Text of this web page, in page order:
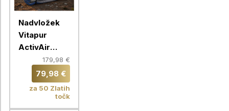
Nadvložek
Vitapur
ActivAir
140X200 cm
179,98 €
79,98 €
za 50 Zlatih
točk